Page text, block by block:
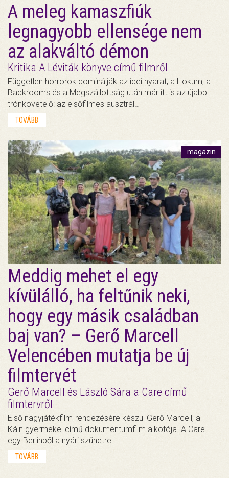
A meleg kamaszfiúk
legnagyobb ellensége nem
az alakváltó démon
Kritika A Léviták könyve című filmről
Független horrorok dominálják az idei nyarat, a Hokum, a
Backrooms és a Megszállottság után már itt is az újabb
trónkövetelő: az elsőfilmes ausztrál…
TOVÁBB
magazin
Meddig mehet el egy
kívülálló, ha feltűnik neki,
hogy egy másik családban
baj van? – Gerő Marcell
Velencében mutatja be új
filmtervét
Gerő Marcell és László Sára a Care című
filmtervről
Első nagyjátékfilm-rendezésére készül Gerő Marcell, a
Káin gyermekei című dokumentumfilm alkotója. A Care
egy Berlinből a nyári szünetre…
TOVÁBB